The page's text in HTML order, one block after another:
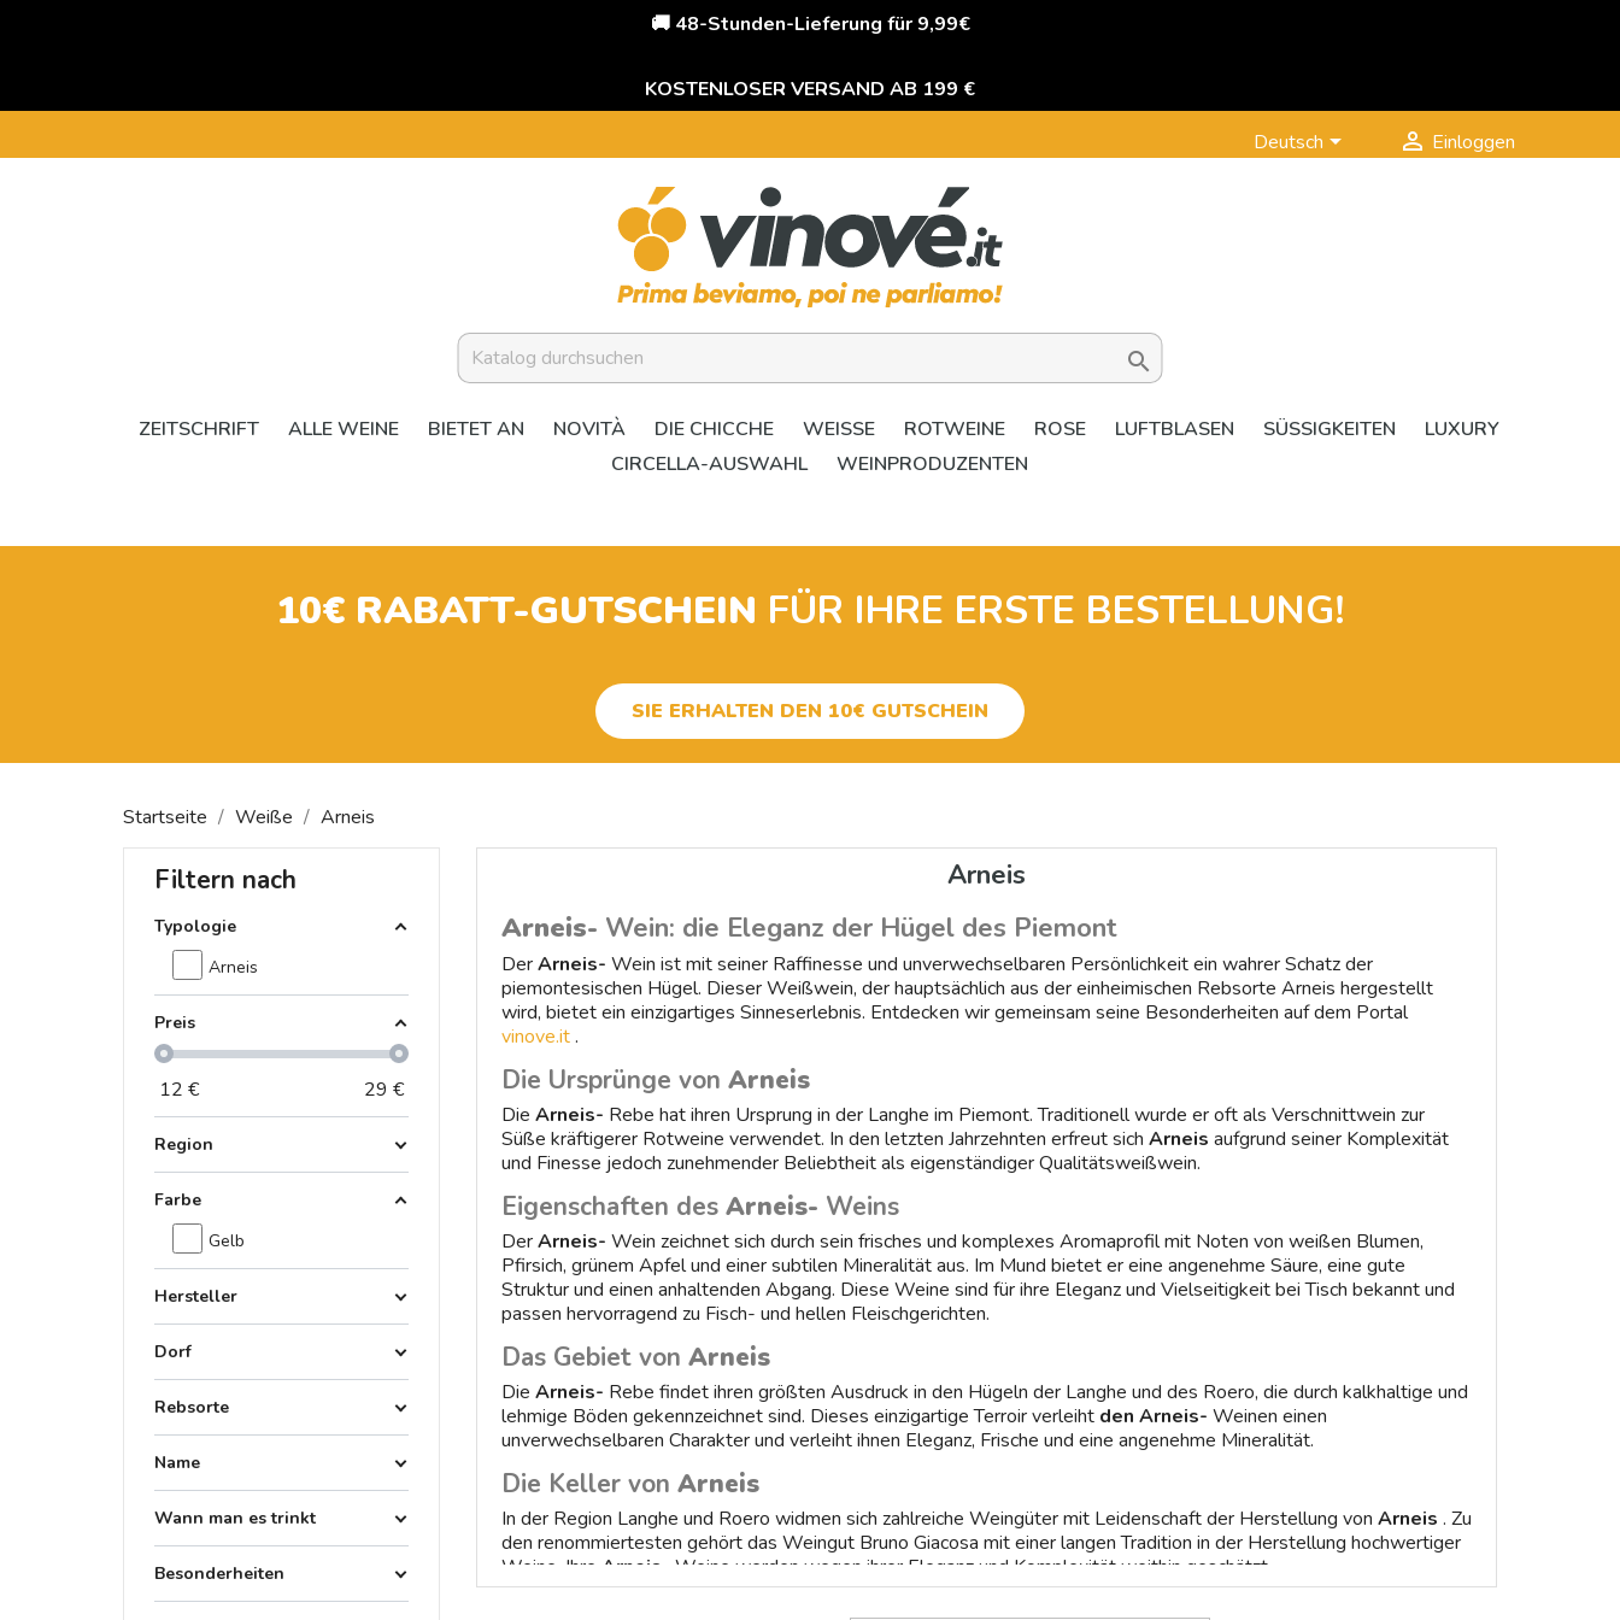
🚚 48-Stunden-Lieferung für 9,99€
KOSTENLOSER VERSAND AB 199 €
Deutsch  Einloggen

ZEITSCHRIFT ALLE WEINE BIETET AN NOVITÀ DIE CHICCHE WEISSE ROTWEINE ROSE LUFTBLASEN SÜSSIGKEITEN
LUXURY
CIRCELLA-AUSWAHL
WEINPRODUZENTEN
10€ RABATT-GUTSCHEIN FÜR IHRE ERSTE BESTELLUNG!
SIE ERHALTEN DEN 10€ GUTSCHEIN
Startseite Weiße Arneis
Filtern nach
Typologie
Arneis
Preis
12 € 29 €
Region
Farbe
Gelb
Hersteller
Dorf
Rebsorte
Name
Wann man es trinkt
Besonderheiten
Arneis
Arneis- Wein: die Eleganz der Hügel des Piemont
DerArneis- Wein ist mit seiner Raffinesse und unverwechselbaren Persönlichkeit ein wahrer Schatz der
piemontesischen Hügel. Dieser Weißwein, der hauptsächlich aus der einheimischen Rebsorte Arneis hergestellt
wird, bietet ein einzigartiges Sinneserlebnis. Entdecken wir gemeinsam seine Besonderheiten auf dem Portal
vinove.it.
Die Ursprünge von Arneis
Die Arneis- Rebe hat ihren Ursprung in der Langhe im Piemont. Traditionell wurde er oft als Verschnittwein zur
Süße kräftigerer Rotweine verwendet. In den letzten Jahrzehnten erfreut sich Arneis aufgrund seiner Komplexität
und Finesse jedoch zunehmender Beliebtheit als eigenständiger Qualitätsweißwein.
Eigenschaften des Arneis- Weins
DerArneis- Wein zeichnet sich durch sein frisches und komplexes Aromaprofil mit Noten von weißen Blumen,
Pfirsich, grünem Apfel und einer subtilen Mineralität aus. Im Mund bietet er eine angenehme Säure, eine gute
Struktur und einen anhaltenden Abgang. Diese Weine sind für ihre Eleganz und Vielseitigkeit bei Tisch bekannt und
passen hervorragend zu Fisch- und hellen Fleischgerichten.
Das Gebiet von Arneis
Die Arneis- Rebe findet ihren größten Ausdruck in den Hügeln der Langhe und des Roero, die durch kalkhaltige und
lehmige Böden gekennzeichnet sind. Dieses einzigartige Terroir verleiht den Arneis- Weinen einen
unverwechselbaren Charakter und verleiht ihnen Eleganz, Frische und eine angenehme Mineralität.
Die Keller von Arneis
In der Region Langhe und Roero widmen sich zahlreiche Weingüter mit Leidenschaft der Herstellung von Arneis . Zu
den renommiertesten gehört das Weingut Bruno Giacosa mit einer langen Tradition in der Herstellung hochwertiger
Weine. Ihre Arneis- Weine werden wegen ihrer Eleganz und Komplexität weithin geschätzt.
Wein auf Vinove.it